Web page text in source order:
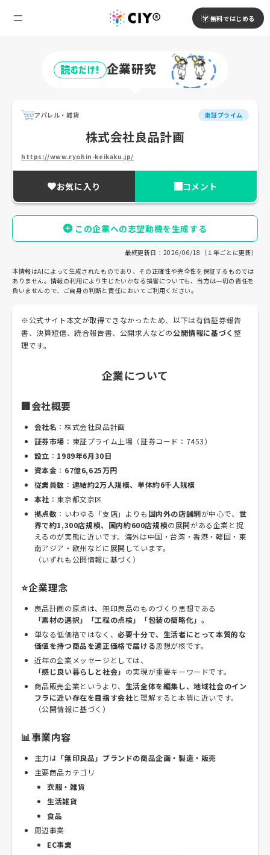
無料ではじめる
読むだけ! 企業研究
アパレル・雑貨 東証プライム
株式会社良品計画
https://www.ryohin-keikaku.jp/
お気に入り コメント
この企業への志望動機を生成する
最終更新日：2026/06/18（１年ごとに更新）
本情報はAIによって生成されたものであり、その正確性や完全性を保証するものでは
ありません。情報の利用により生じたいかなる損害についても、当方は一切の責任を
負いませんので、ご自身の判断と責任においてご利用ください。
※公式サイト本文が取得できなかったため、以下は有価証券報告
書、決算短信、統合報告書、公開求人などの公開情報に基づく 整
理です。
企業について
🏢会社概要
会社名 ：株式会社良品計画
証券市場 ：東証プライム上場（証券コード：7453）
設立 ： 1989年6月30日
資本金 ： 67億6,625万円
従業員数 ： 連結約2万人規模、単体約6千人規模
本社 ：東京都文京区
拠点数 ：いわゆる「支店」よりも 国内外の店舗網が中心で、 世
界で約1,300店規模、国内約600店規模の展開がある企業と捉
えるのが実態に近いです。海外は中国・台湾・香港・韓国・東
南アジア・欧州などに展開しています。
（いずれも公開情報に基づく）
⭐企業理念
良品計画の原点は、無印良品のものづくり思想である
「素材の選択」「工程の点検」「包装の簡略化」 。
単なる低価格ではなく、必要十分で、生活者にとって本質的な
価値を持つ商品を適正価格で届ける思想が核です。
近年の企業メッセージとしては、
「感じ良い暮らしと社会」 の実現が重要キーワードです。
商品販売企業というより、 生活全体を編集し、地域社会のイン
フラに近い存在を目指す会社と理解すると本質に近いです。
（公開情報に基づく）
📊事業内容
主力は 「無印良品」ブランドの商品企画・製造・販売
主要商品カテゴリ
衣服・雑貨
生活雑貨
食品
周辺事業
EC事業